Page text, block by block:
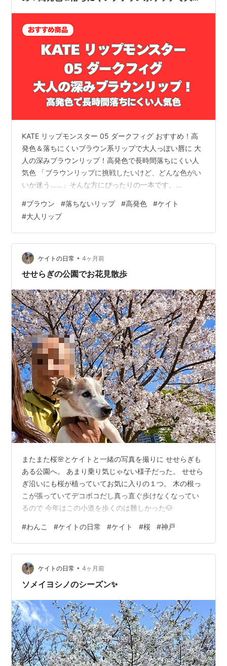
KATE リップモンスター 05 ダークフィグ おすすめ！高
発色＆落ちにくいブラウン系リップで大人っぽい唇に 大
人の深みブラウンリップ！高発色で長時間落ちにくい人
気色 「ブラウンリップに挑戦したいけど、どんな色がい
いか迷う……」そんな方にぴったりの一本です。
グ」は、SNSや口コミで大人気のロングセラー色。イチ
ジクのような深みのあるブラウンに、ほんのり赤みを帯
びた大人っぽいカラーです。 一度塗れば鮮やかに発色
し、食事やマスクをしても落ちにくい優れた持続力が特
徴。KATEのリップモンスターシリーズの中でも特に「血
色感のある大人ブラウン…
#ブラウン #落ちないリップ #高発色 #ケイト
#大人リップ
ケイトの日常 • 4ヶ月前
せせらぎの公園でお花見散歩
またまた桜🌸とケイトと一緒の写真を撮りに せせらぎも
ある公園へ。 あまり乗り気じゃない様子だった。 せせら
ぎ沿いにも桜が植っていてお気に入りの１つ。 木の根っ
こが張っていてデコボコだし真っ直ぐ歩けなくなってい
るので 今年はこの小道を歩くのは難しかった🐶
#わんこ #ケイトの日常 #ケイト #桜 #神戸
ケイトの日常 • 4ヶ月前
ソメイヨシノのシーズン✨